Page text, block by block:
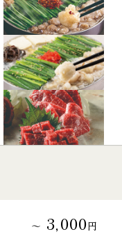
～ 3,000円